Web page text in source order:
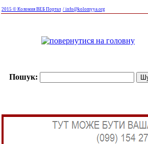
2015 © Коломия ВЕБ Портал / info@kolomyya.org
Пошук: